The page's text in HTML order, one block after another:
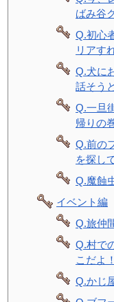
ばみ谷
Q.初心
リアす
Q.犬に
話そう
Q.一旦
帰りの
Q.前の
を探し
Q.魔蝕
イベント編
Q.旅仲
Q.村で
こだよ
Q.かじ